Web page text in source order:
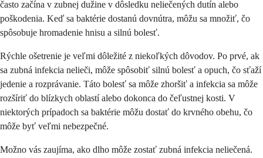
často začína v zubnej dužine v dôsledku neliečených dutín alebo
poškodenia. Keď sa baktérie dostanú dovnútra, môžu sa množiť, čo
spôsobuje hromadenie hnisu a silnú bolesť.
Rýchle ošetrenie je veľmi dôležité z niekoľkých dôvodov. Po prvé, ak
sa zubná infekcia nelieči, môže spôsobiť silnú bolesť a opuch, čo sťaží
jedenie a rozprávanie. Táto bolesť sa môže zhoršiť a infekcia sa môže
rozšíriť do blízkych oblastí alebo dokonca do čeľustnej kosti. V
niektorých prípadoch sa baktérie môžu dostať do krvného obehu, čo
môže byť veľmi nebezpečné.
Možno vás zaujíma, ako dlho môže zostať zubná infekcia neliečená.